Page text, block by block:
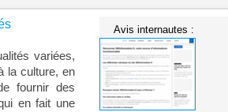
variées,
la culture, en
fournir des
en fait une
Avis internautes :